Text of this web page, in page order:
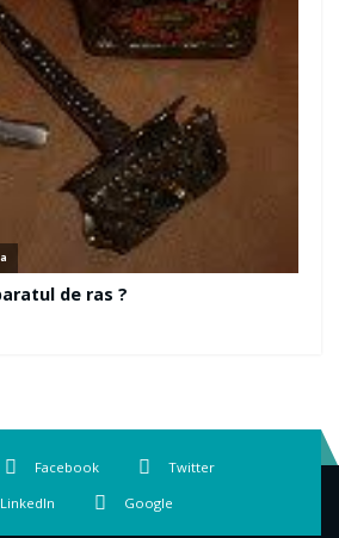
Facebook Twitter
LinkedIn Google